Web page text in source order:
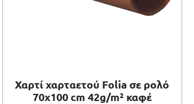
Χαρτί χαρταετού Folia σε ρολό
70x100 cm 42g/m² καφέ